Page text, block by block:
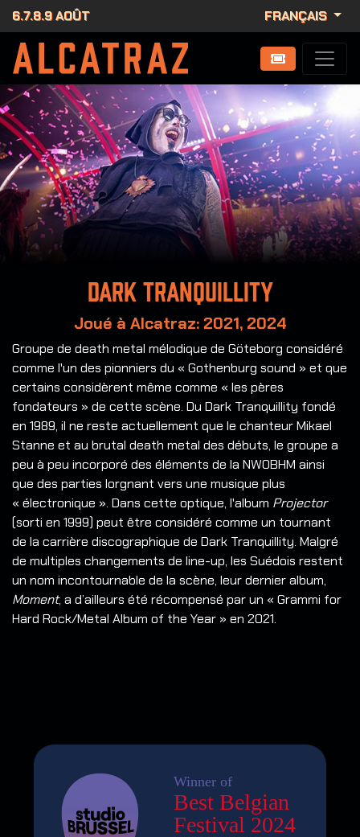
6.7.8.9 AOÛT FRANÇAIS
Dark Tranquillity
Joué à Alcatraz: 2021, 2024
Groupe de death metal mélodique de Göteborg considéré
comme l'un des pionniers du « Gothenburg sound » et que
certains considèrent même comme « les pères
fondateurs » de cette scène. Du Dark Tranquillity fondé
en 1989, il ne reste actuellement que le chanteur Mikael
Stanne et au brutal death metal des débuts, le groupe a
peu à peu incorporé des éléments de la NWOBHM ainsi
que des parties lorgnant vers une musique plus
« électronique ». Dans cette optique, l'album Projector
(sorti en 1999) peut être considéré comme un tournant
de la carrière discographique de Dark Tranquillity. Malgré
de multiples changements de line-up, les Suédois restent
un nom incontournable de la scène, leur dernier album,
Moment, a d’ailleurs été récompensé par un « Grammi for
Hard Rock/Metal Album of the Year » en 2021.